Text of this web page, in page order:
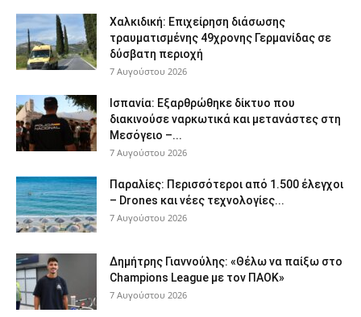
Χαλκιδική: Επιχείρηση διάσωσης
τραυματισμένης 49χρονης Γερμανίδας σε
δύσβατη περιοχή
7 Αυγούστου 2026
Ισπανία: Εξαρθρώθηκε δίκτυο που
διακινούσε ναρκωτικά και μετανάστες στη
Μεσόγειο –...
7 Αυγούστου 2026
Παραλίες: Περισσότεροι από 1.500 έλεγχοι
– Drones και νέες τεχνολογίες...
7 Αυγούστου 2026
Δημήτρης Γιαννούλης: «Θέλω να παίξω στο
Champions League με τον ΠΑΟΚ»
7 Αυγούστου 2026